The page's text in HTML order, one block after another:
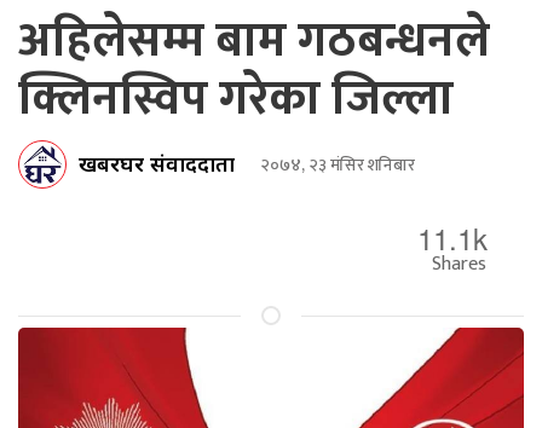
अहिलेसम्म बाम गठबन्धनले
क्लिनस्विप गरेका जिल्ला
खबरघर संवाददाता २०७४, २३ मंसिर शनिबार
11.1k
Shares